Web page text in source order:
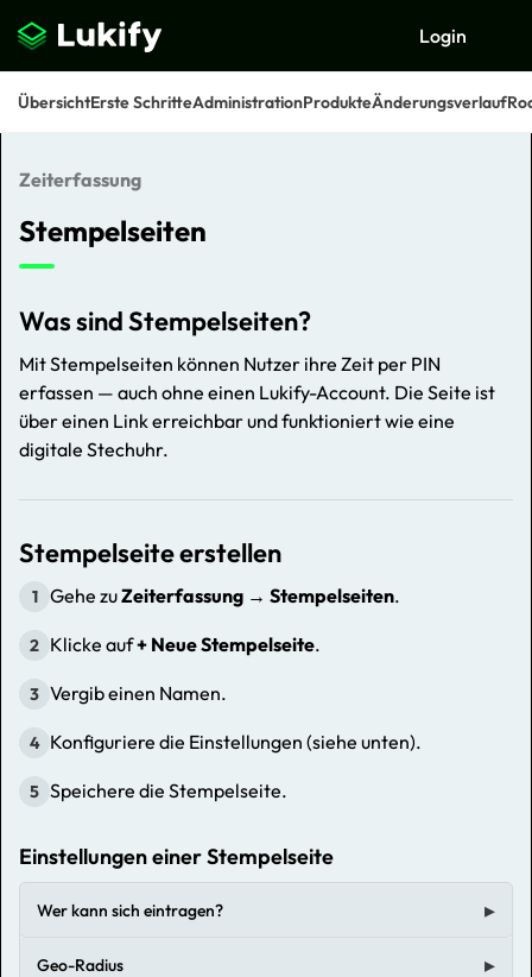
Login
ÜbersichtErste SchritteAdministrationProdukteÄnderungsverlauf
Suchen
Zeiterfassung
Stempelseiten
Was sind Stempelseiten?
Mit Stempelseiten können Nutzer ihre Zeit per PIN
erfassen — auch ohne einen Lukify-Account. Die Seite ist
über einen Link erreichbar und funktioniert wie eine
digitale Stechuhr.
Stempelseite erstellen
1 Gehe zuZeiterfassung → Stempelseiten.
2 Klicke auf+ Neue Stempelseite.
3 Vergib einen Namen.
4 Konfiguriere die Einstellungen (siehe unten).
5 Speichere die Stempelseite.
Einstellungen einer Stempelseite
Wer kann sich eintragen?
Geo-Radius